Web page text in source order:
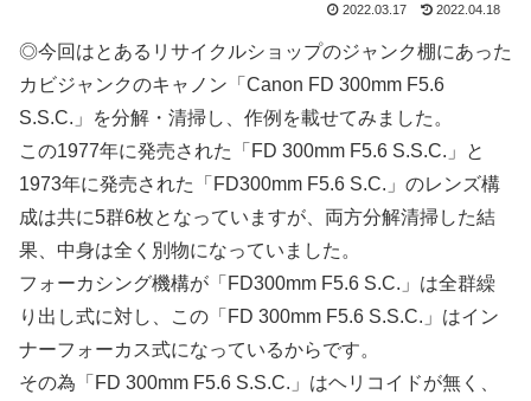
2022.03.17 2022.04.18
◎今回はとあるリサイクルショップのジャンク棚にあった
カビジャンクのキャノン「Canon FD 300mm F5.6
S.S.C.」を分解・清掃し、作例を載せてみました。
この1977年に発売された「FD 300mm F5.6 S.S.C.」と
1973年に発売された「FD300mm F5.6 S.C.」のレンズ構
成は共に5群6枚となっていますが、両方分解清掃した結
果、中身は全く別物になっていました。
フォーカシング機構が「FD300mm F5.6 S.C.」は全群繰
り出し式に対し、この「FD 300mm F5.6 S.S.C.」はイン
ナーフォーカス式になっているからです。
その為「FD 300mm F5.6 S.S.C.」はヘリコイドが無く、